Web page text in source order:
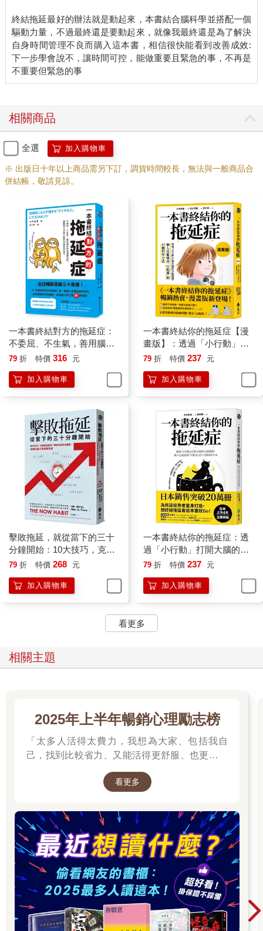
終結拖延最好的辦法就是動起來，本書結合腦科學並搭配一個
驅動力量，不過最終還是要動起來，就像我最終還是為了解決
自身時間管理不良而購入這本書，相信很快能看到改善成效:
下一步學會說不，讓時間可控，能做重要且緊急的事，不再是
不重要但緊急的事
相關商品
全選 加入購物車
※ 出版日十年以上商品需另下訂，調貨時間較長，無法與一般商品合
併結帳，敬請見諒。
一本書終結對方的拖延症：
不委屈、不生氣，善用腦科
學與溝通法則，激勵別人立
79 折 特價 316 元
加入購物車
一本書終結你的拖延症【漫
畫版】：透過「小行動」打
開大腦的行動開關，懶人也
學方法
79 折 特價 237 元
加入購物車
擊敗拖延，就從當下的三十
分鐘開始：10大技巧，克服
拖延習慣，轉變為高效生產
79 折 特價 268 元
加入購物車
一本書終結你的拖延症：透
過「小行動」打開大腦的行
動開關，懶人也能變身「行
79 折 特價 237 元
加入購物車
看更多
相關主題
2025年上半年暢銷心理勵志榜
「太多人活得太費力，我想為大家、包括我自
己，找到比較省力、又能活得更舒服、也更滿足
2025網友們心靈療癒都在看這些↓↓↓↓
看更多